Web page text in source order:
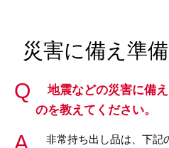
災害に備え準
地震などの災害に備
のを教えてください。
非常持ち出し品は、下記